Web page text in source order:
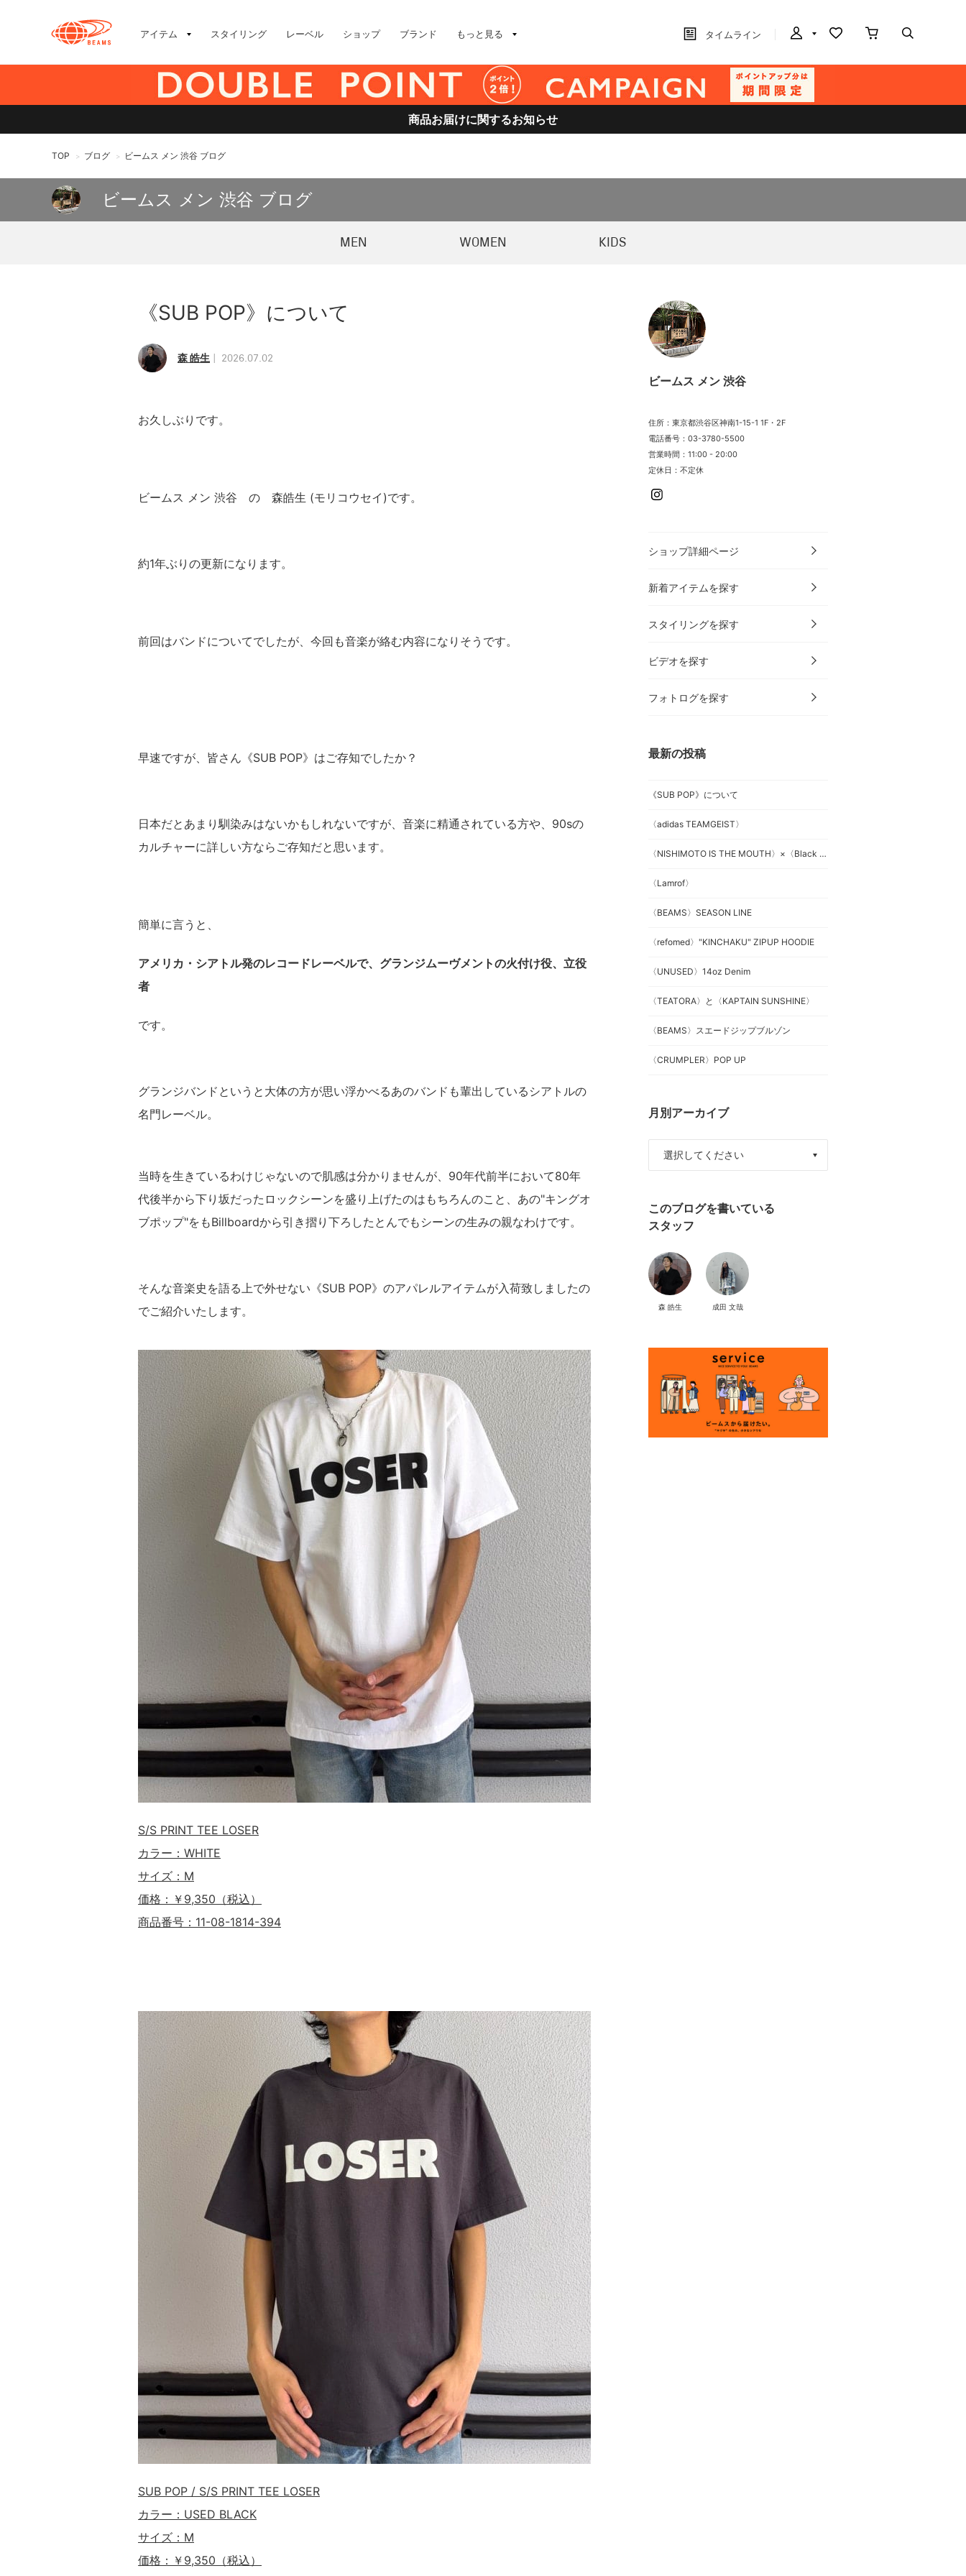
アイテム スタイリング レーベル ショップ ブランド もっと見る タイムライン
商品お届けに関するお知らせ
TOP > ブログ > ビームス メン 渋谷 ブログ
ビームス メン 渋谷 ブログ
MEN WOMEN KIDS
《SUB POP》について
森 皓生 2026.07.02
お久しぶりです。
ビームス メン 渋谷 の 森皓生 (モリコウセイ)です。
約1年ぶりの更新になります。
前回はバンドについてでしたが、今回も音楽が絡む内容になりそうです。
早速ですが、皆さん《SUB POP》はご存知でしたか？
日本だとあまり馴染みはないかもしれないですが、音楽に精通されている方や、90sの
カルチャーに詳しい方ならご存知だと思います。
簡単に言うと、
アメリカ・シアトル発のレコードレーベルで、グランジムーヴメントの火付け役、立役
者
です。
グランジバンドというと大体の方が思い浮かべるあのバンドも輩出しているシアトルの
名門レーベル。
当時を生きているわけじゃないので肌感は分かりませんが、90年代前半において80年
代後半から下り坂だったロックシーンを盛り上げたのはもちろんのこと、あの"キングオ
ブポップ"をもBillboardから引き摺り下ろしたとんでもシーンの生みの親なわけです。
そんな音楽史を語る上で外せない《SUB POP》のアパレルアイテムが入荷致しましたの
でご紹介いたします。
S/S PRINT TEE LOSER
カラー：WHITE
サイズ：M
価格：￥9,350（税込）
商品番号：11-08-1814-394
SUB POP / S/S PRINT TEE LOSER
カラー：USED BLACK
サイズ：M
価格：￥9,350（税込）
ビームス メン 渋谷
住所：東京都渋谷区神南1-15-1 1F・2F
電話番号：03-3780-5500
営業時間：11:00 - 20:00
定休日：不定休
ショップ詳細ページ
新着アイテムを探す
スタイリングを探す
ビデオを探す
フォトログを探す
最新の投稿
《SUB POP》について
〈adidas TEAMGEIST〉
〈NISHIMOTO IS THE MOUTH〉×〈Black Weirdos〉
〈Lamrof〉
〈BEAMS〉SEASON LINE
〈refomed〉"KINCHAKU" ZIPUP HOODIE
〈UNUSED〉14oz Denim
〈TEATORA〉と〈KAPTAIN SUNSHINE〉
〈BEAMS〉スエードジップブルゾン
〈CRUMPLER〉POP UP
月別アーカイブ
このブログを書いている
スタッフ
森 皓生 成田 文哉